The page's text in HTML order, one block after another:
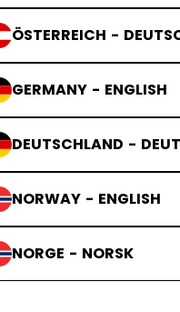
ÖSTERREICH -
GERMANY - ENGLISH
DEUTSCHLAND -
NORWAY - ENGLISH
NORGE - NORSK